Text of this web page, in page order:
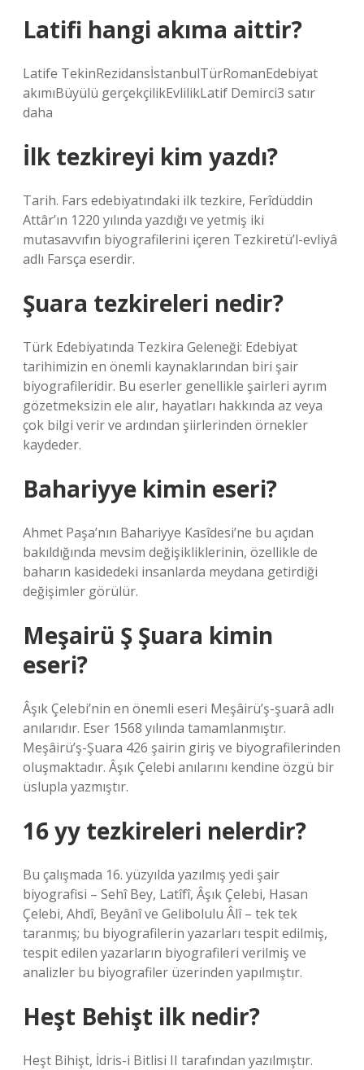
Latifi hangi akıma aittir?
Latife TekinRezidansİstanbulTürRomanEdebiyat
akımıBüyülü gerçekçilikEvlilikLatif Demirci3 satır
daha
İlk tezkireyi kim yazdı?
Tarih. Fars edebiyatındaki ilk tezkire, Ferîdüddin
Attâr’ın 1220 yılında yazdığı ve yetmiş iki
mutasavvıfın biyografilerini içeren Tezkiretü’l-evliyâ
adlı Farsça eserdir.
Şuara tezkireleri nedir?
Türk Edebiyatında Tezkira Geleneği: Edebiyat
tarihimizin en önemli kaynaklarından biri şair
biyografileridir. Bu eserler genellikle şairleri ayrım
gözetmeksizin ele alır, hayatları hakkında az veya
çok bilgi verir ve ardından şiirlerinden örnekler
kaydeder.
Bahariyye kimin eseri?
Ahmet Paşa’nın Bahariyye Kasîdesi’ne bu açıdan
bakıldığında mevsim değişikliklerinin, özellikle de
baharın kasidedeki insanlarda meydana getirdiği
değişimler görülür.
Meşairü Ş Şuara kimin
eseri?
Âşık Çelebi’nin en önemli eseri Meşâirü’ş-şuarâ adlı
anılarıdır. Eser 1568 yılında tamamlanmıştır.
Meşâirü’ş-Şuara 426 şairin giriş ve biyografilerinden
oluşmaktadır. Âşık Çelebi anılarını kendine özgü bir
üslupla yazmıştır.
16 yy tezkireleri nelerdir?
Bu çalışmada 16. yüzyılda yazılmış yedi şair
biyografisi – Sehî Bey, Latîfî, Âşık Çelebi, Hasan
Çelebi, Ahdî, Beyânî ve Gelibolulu Âlî – tek tek
taranmış; bu biyografilerin yazarları tespit edilmiş,
tespit edilen yazarların biyografileri verilmiş ve
analizler bu biyografiler üzerinden yapılmıştır.
Heşt Behişt ilk nedir?
Heşt Bihişt, İdris-i Bitlisi II tarafından yazılmıştır.